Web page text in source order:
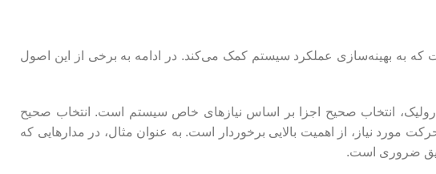
که به بهینه‌سازی عملکرد سیستم کمک می‌کند. در ادامه به برخی از این اصول
انتخاب صحیح اجزا بر اساس نیازهای خاص سیستم است. انتخاب صحیح
مورد نیاز، از اهمیت بالایی برخوردار است. به عنوان مثال، در مدارهایی که
ضروری است.